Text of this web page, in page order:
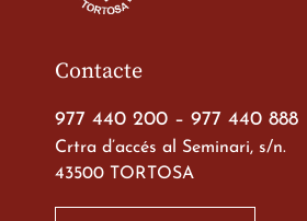
Contacte
977 440 200 – 977 440 888
Crtra d’accés al Seminari, s/n.
43500 TORTOSA